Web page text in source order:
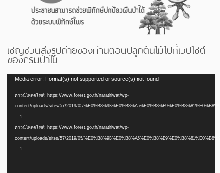
เชิญชวนส่งรูปถ่ายของท่านตอนปลูกต้นไม้ไปที่เวปไซต์
ของกรมป่าไม้
Media error: Format(s) not supported or source(s) not found
ดาวน์โหลดไฟล์: https://www.forest.go.th/narathiwat/wp-
content/uploads/sites/57/2019/05/
_=1
ดาวน์โหลดไฟล์: https://www.forest.go.th/narathiwat/wp-
content/uploads/sites/57/2019/05/
_=1